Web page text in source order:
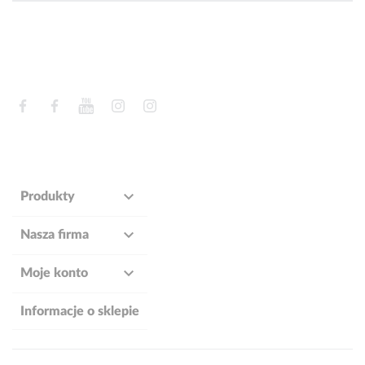
FacebookFacebookYouTubeInstagram
Produkty 
Nasza firma 
Moje konto 
Informacje o sklepie